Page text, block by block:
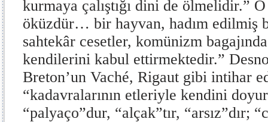
kurmaya çalıştığı dini de ölmelidir.”
öküzdür… bir hayvan, hadım edilmiş
sahtekâr cesetler, komünizm
kendilerini kabul ettirmektedir.”
Breton’un Vaché, Rigaut gibi intihar
“kadavralarının etleriyle kendini
“palyaço”dur, “alçak”tır, “arsız”dır;